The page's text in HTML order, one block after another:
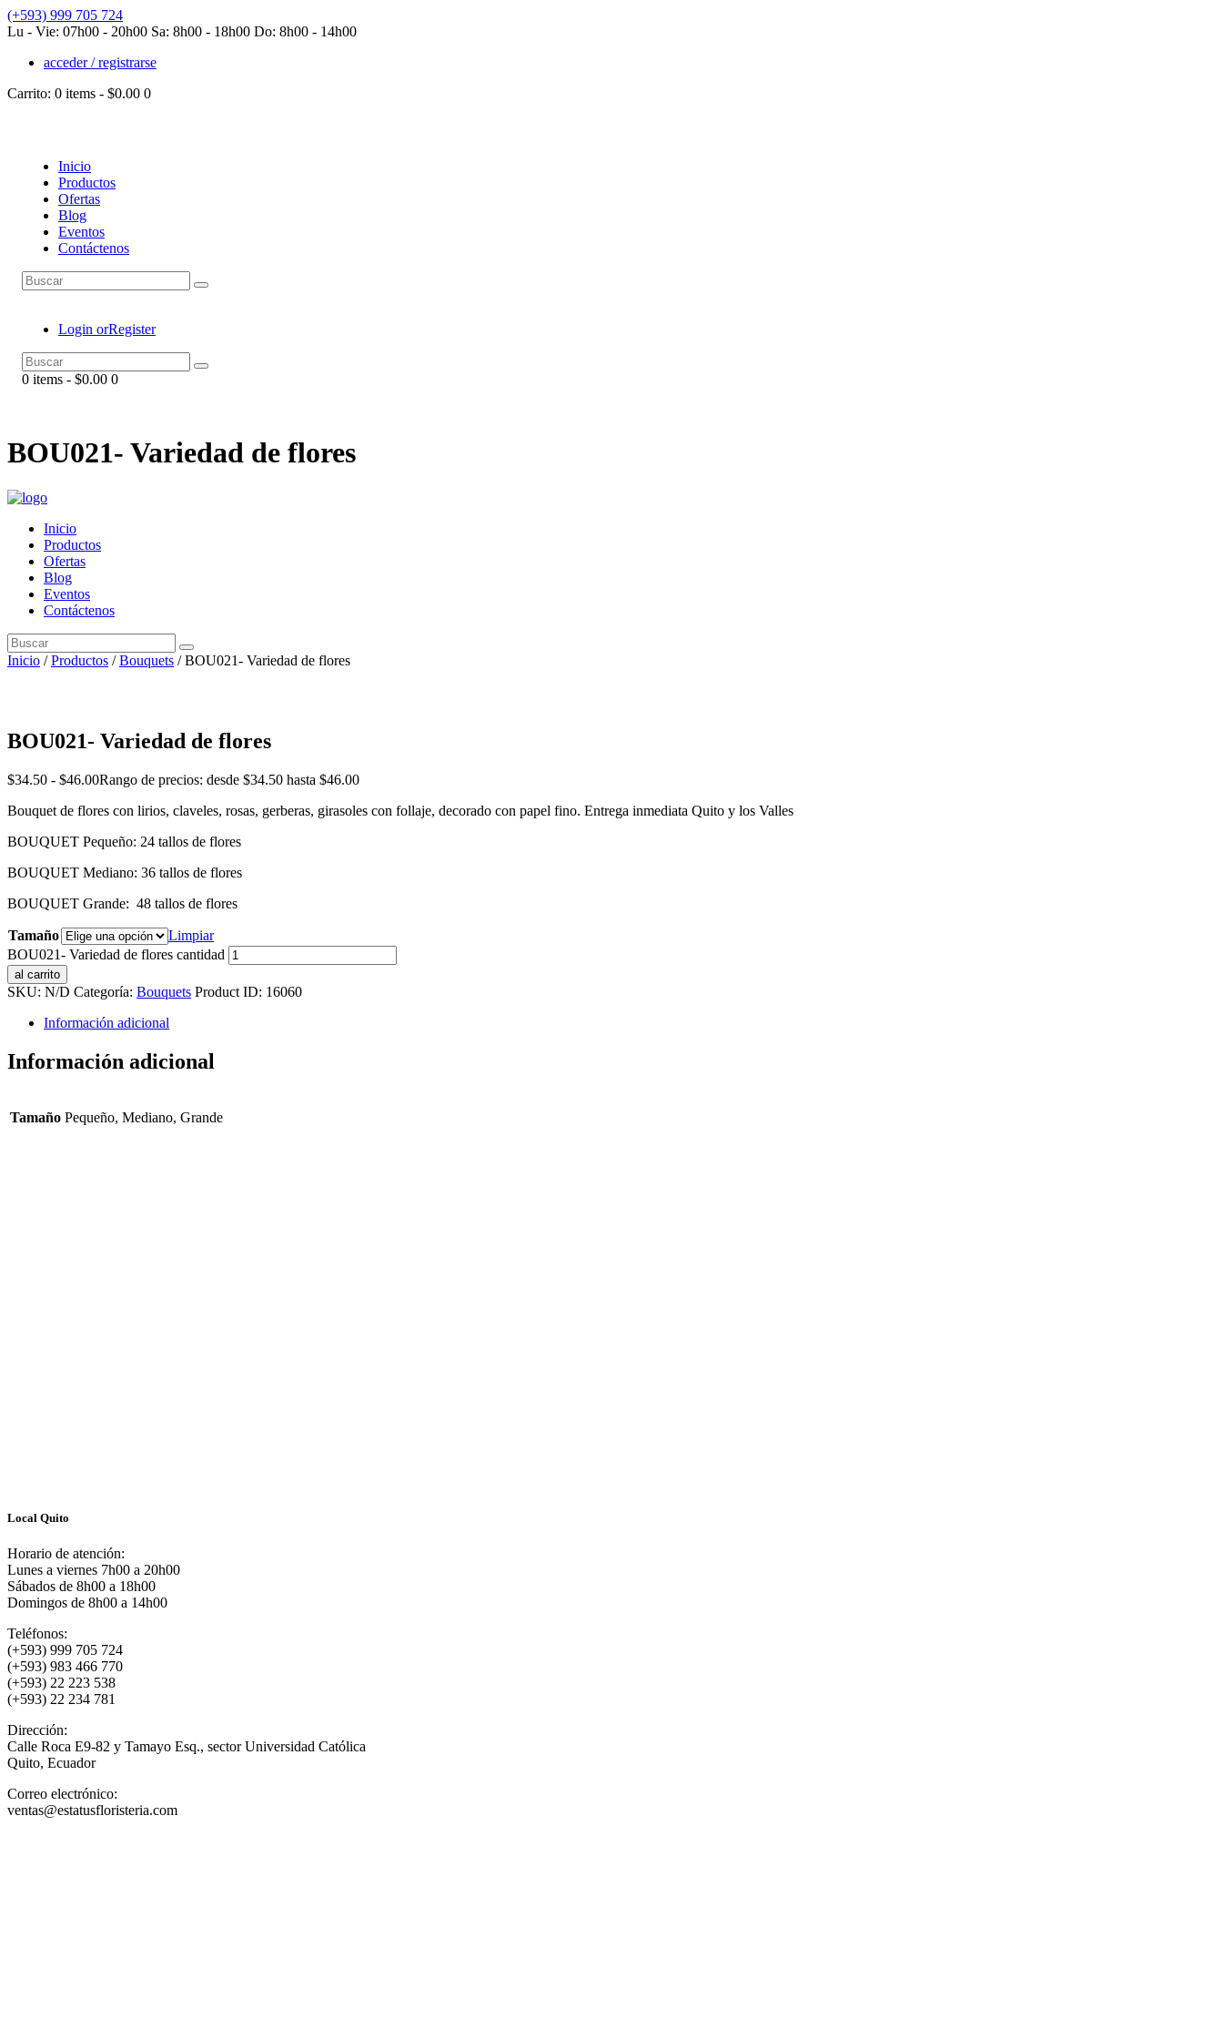
(+593) 999 705 724
Lu - Vie: 07h00 - 20h00 Sa: 8h00 - 18h00 Do: 8h00 - 14h00
acceder / registrarse
Carrito: 0 items - $0.00 0
Inicio
Productos
Ofertas
Blog
Eventos
Contáctenos
Login orRegister
0 items - $0.00 0
BOU021- Variedad de flores
Inicio
Productos
Ofertas
Blog
Eventos
Contáctenos
Inicio /Productos /Bouquets / BOU021- Variedad de flores
BOU021- Variedad de flores
$34.50 - $46.00Rango de precios: desde $34.50 hasta $46.00
Bouquet de flores con lirios, claveles, rosas, gerberas, girasoles con follaje, decorado con papel fino. Entrega inmediata Quito y los Valles
BOUQUET Pequeño: 24 tallos de flores
BOUQUET Mediano: 36 tallos de flores
BOUQUET Grande: 48 tallos de flores
Tamaño
Limpiar
BOU021- Variedad de flores cantidad
al carrito
SKU: N/D Categoría: Bouquets Product ID: 16060
Información adicional
Información adicional
Tamaño Pequeño, Mediano, Grande
Local Quito
Horario de atención:
Lunes a viernes 7h00 a 20h00
Sábados de 8h00 a 18h00
Domingos de 8h00 a 14h00
Teléfonos:
(+593) 999 705 724
(+593) 983 466 770
(+593) 22 223 538
(+593) 22 234 781
Dirección:
Calle Roca E9-82 y Tamayo Esq., sector Universidad Católica
Quito, Ecuador
Correo electrónico:
ventas@estatusfloristeria.com